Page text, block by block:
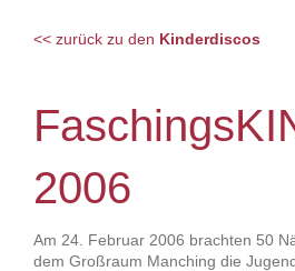
<< zurück zu den Kinderdiscos
2006
Am 24. Februar 2006 brachten 50
dem Großraum Manching die